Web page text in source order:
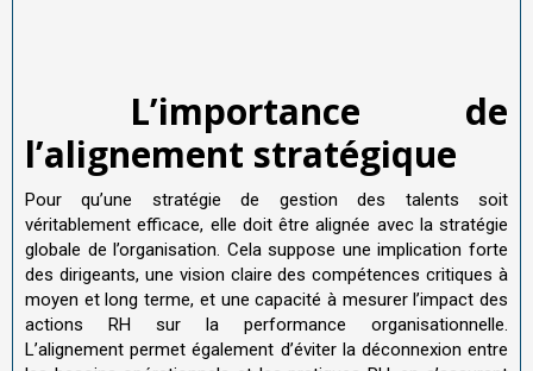
L’importance de
l’alignement stratégique
Pour qu’une stratégie de gestion des talents soit
véritablement efficace, elle doit être alignée avec la stratégie
globale de l’organisation. Cela suppose une implication forte
des dirigeants, une vision claire des compétences critiques à
moyen et long terme, et une capacité à mesurer l’impact des
actions RH sur la performance organisationnelle.
L’alignement permet également d’éviter la déconnexion entre